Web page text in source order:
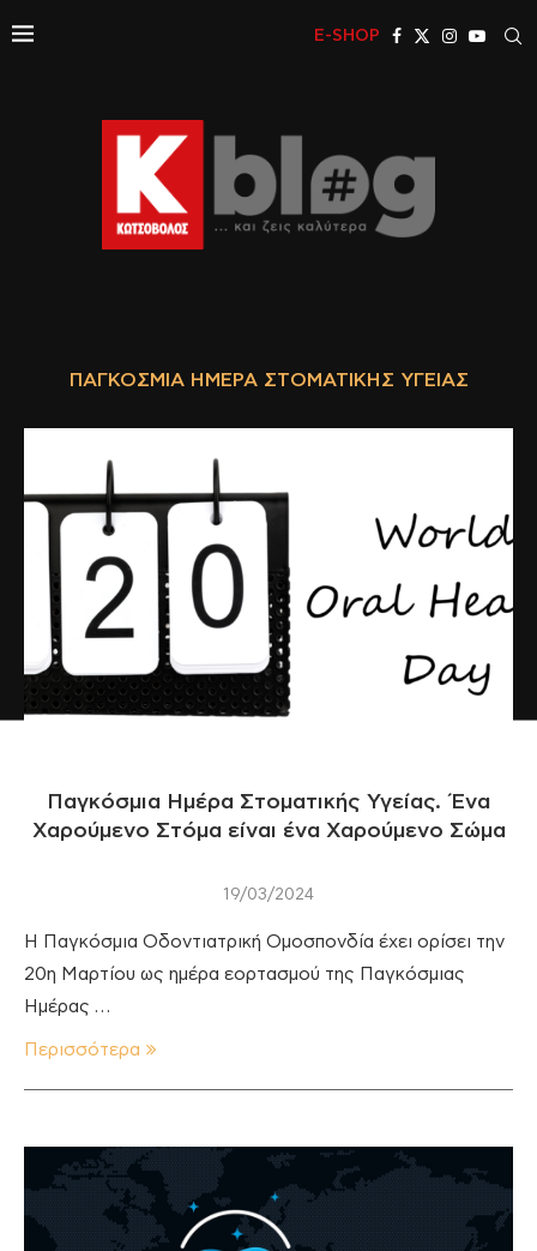
E-SHOP
ΠΑΓΚΌΣΜΙΑ ΗΜΈΡΑ ΣΤΟΜΑΤΙΚΉΣ ΥΓΕΊΑΣ
Παγκόσμια Ημέρα Στοματικής Υγείας. Ένα
Χαρούμενο Στόμα είναι ένα Χαρούμενο Σώμα
19/03/2024
Η Παγκόσμια Οδοντιατρική Ομοσπονδία έχει ορίσει την
20η Μαρτίου ως ημέρα εορτασμού της Παγκόσμιας
Ημέρας …
Περισσότερα